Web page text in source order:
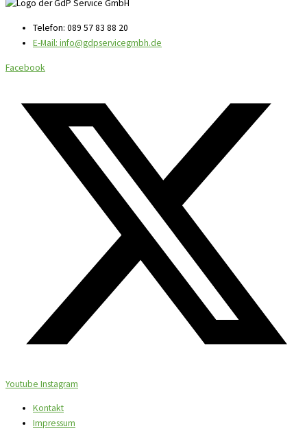
Telefon: 089 57 83 88 20
E-Mail: info@gdpservicegmbh.de
Facebook
Youtube Instagram
Kontakt
Impressum